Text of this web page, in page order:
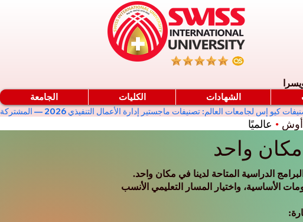
الجامعة الكليات الشهادات
أوش • عالميًا
واحد
الدراسية المتاحة لدينا في مكان واحد.
الأساسية، واختيار المسار التعليمي الأنسب